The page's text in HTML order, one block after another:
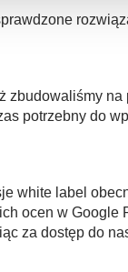
zbudowaliśmy
potrzebny do
white label
ocen w
za dostęp do